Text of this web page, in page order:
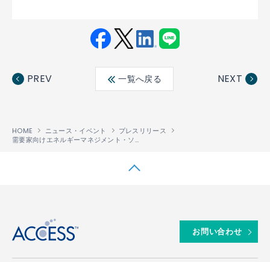
ebo ter
edin
PREV 一覧へ戻る NEXT
HOME ニュース・イベント
プレスリリース
需要家向けエネルギーマネジメント・ソリューション「POWERGs®」を「CEATEC 2022」に出展
お問い合わせ